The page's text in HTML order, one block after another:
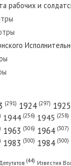
рабочих и
(291) 1924 (297) 1925
1944 (256) 1945 (258)
1963 (306) 1964 (307)
1983 (300) 1984 (300)
(44) Известия